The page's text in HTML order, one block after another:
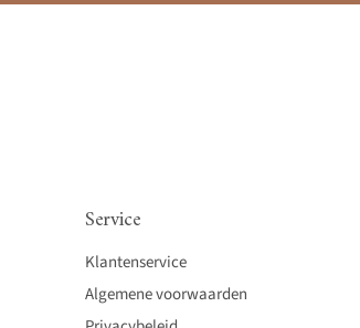
Service
Klantenservice
Algemene voorwaarden